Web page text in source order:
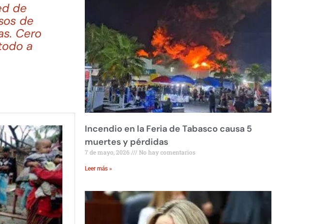
de
de
Cero
a
Incendio en la Feria de Tabasco causa 5
muertes y pérdidas
7 de mayo, 2026 No hay comentarios
Leer más »